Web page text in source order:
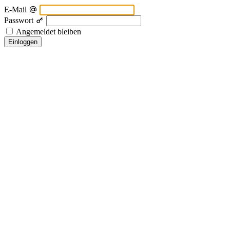
E-Mail
Passwort
Angemeldet bleiben
Einloggen